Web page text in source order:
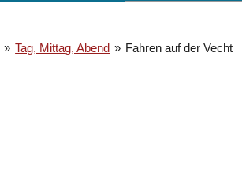
» Tag, Mittag, Abend » Fahren auf der Vecht